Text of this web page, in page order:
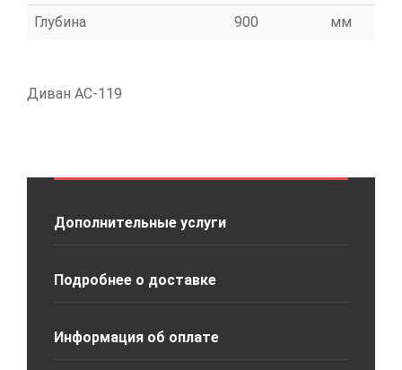
Глубина 900 мм
Диван АС-119
Дополнительные услуги
Подробнее о доставке
Информация об оплате